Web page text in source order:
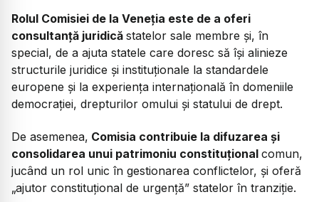
Rolul Comisiei de la Veneția este de a oferi
consultanță juridică statelor sale membre și, în
special, de a ajuta statele care doresc să își alinieze
structurile juridice și instituționale la standardele
europene și la experiența internațională în domeniile
democrației, drepturilor omului și statului de drept.
De asemenea, Comisia contribuie la difuzarea și
consolidarea unui patrimoniu constituțional comun,
jucând un rol unic în gestionarea conflictelor, și oferă
„ajutor constituțional de urgență” statelor în tranziție.